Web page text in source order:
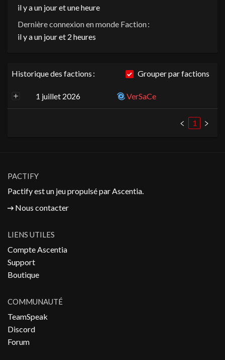
il y a un jour et une heure
Dernière connexion en monde Faction :
il y a un jour et 2 heures
Historique des factions : Grouper par factions
1 juillet 2026 VerSaCe
1
PACTIFY
Pactify est un jeu propulsé parAscentia.
Nous contacter
LIENS UTILES
Compte Ascentia
Support
Boutique
COMMUNAUTÉ
TeamSpeak
Discord
Forum